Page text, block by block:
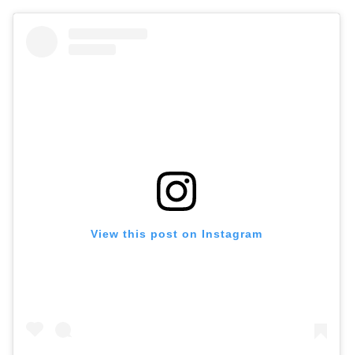
View this post on Instagram